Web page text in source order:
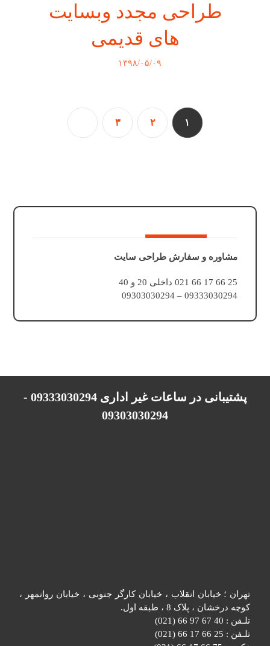
طراحی مجدد وبسایت
های قدیمی
۱۳۹۸/۰۵/۰۹
۱ ۲ ۳
مشاوره و سفارش طراحی سایت
25 66 17 66 021 داخلی 20 و 40
09333030294 – 09303030294
پشتیبانی در ساعات غیر اداری 09333030294 -
09303030294
تهران ؛ خیابان انقلاب ، خیابان کارگر جنوبی ، خیابان روانمهر ،
کوچه درخشان ، پلاک 8 ، طبقه اول.
تلـفن : 40 67 97 66 (021)
تلـفن : 25 66 17 66 (021)